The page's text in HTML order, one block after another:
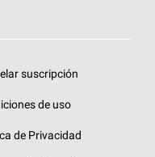
de techos
un
suscripción
de uso
de Privacidad